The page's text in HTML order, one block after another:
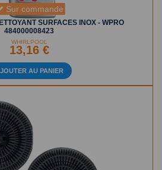
Sur commande
SURFACES INOX - WPRO
484000008423
WHIRLPOOL
13,16 €
AU PANIER